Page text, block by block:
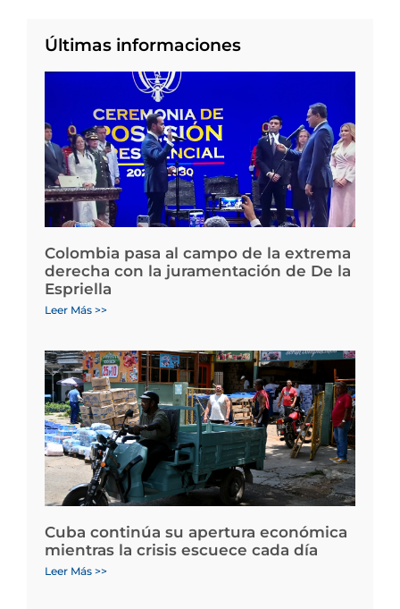
Últimas informaciones
Colombia pasa al campo de la extrema
derecha con la juramentación de De la
Espriella
Leer Más >>
Cuba continúa su apertura económica
mientras la crisis escuece cada día
Leer Más >>